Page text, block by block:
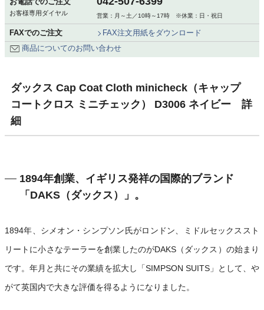
お客様専用ダイヤル 営業：月～土／10時～17時 ※休業：日・祝日
FAXでのご注文
FAX注文用紙をダウンロード
商品についてのお問い合わせ
ダックス Cap Coat Cloth minicheck（キャップ
コートクロス ミニチェック） D3006 ネイビー 詳
細
1894年創業、イギリス発祥の国際的ブランド
「DAKS（ダックス）」。
1894年、シメオン・シンプソン氏がロンドン、ミドルセックススト
リートに小さなテーラーを創業したのがDAKS（ダックス）の始まり
です。年月と共にその業績を拡大し「SIMPSON SUITS」として、や
がて英国内で大きな評価を得るようになりました。